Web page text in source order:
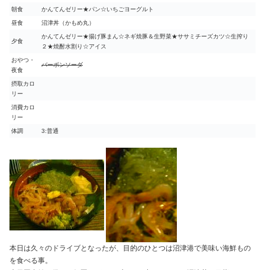
朝食 かんてんゼリー★パン☆いちごヨーグルト
昼食 沼津丼（かもめ丸）
夕食
かんてんゼリー★揚げ豚まん☆ネギ焼豚＆生野菜★ササミチーズカツ☆生搾り
２★焼酎水割り☆アイス
おやつ・
夜食
バーボンソーダ
摂取カロ
リー
消費カロ
リー
体調 3:普通
本日は久々のドライブとなったが、目的のひとつは沼津港で美味い海鮮もの
を食べる事。